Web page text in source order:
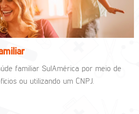
familiar SulAmérica por meio de
ou utilizando um CNPJ.